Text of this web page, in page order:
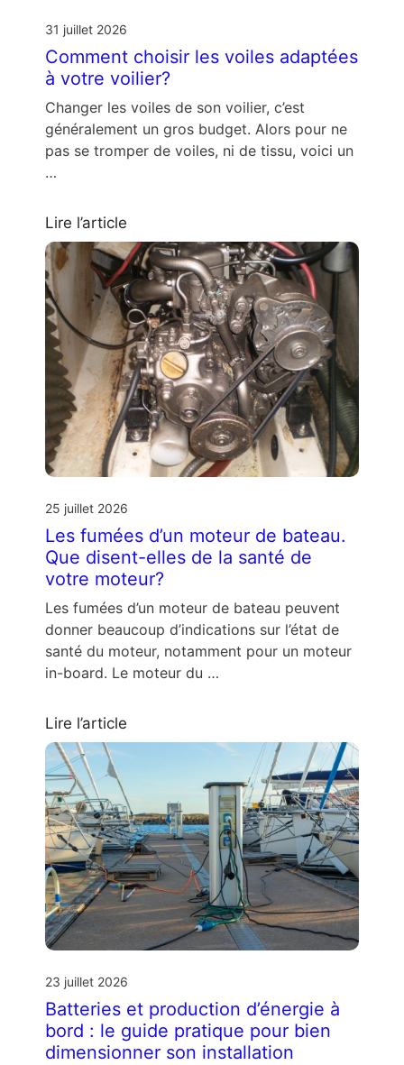
31 juillet 2026
Comment choisir les voiles adaptées
à votre voilier?
Changer les voiles de son voilier, c’est
généralement un gros budget. Alors pour ne
pas se tromper de voiles, ni de tissu, voici un
…
Lire l’article
25 juillet 2026
Les fumées d’un moteur de bateau.
Que disent-elles de la santé de
votre moteur?
Les fumées d’un moteur de bateau peuvent
donner beaucoup d’indications sur l’état de
santé du moteur, notamment pour un moteur
in-board. Le moteur du …
Lire l’article
23 juillet 2026
Batteries et production d’énergie à
bord : le guide pratique pour bien
dimensionner son installation